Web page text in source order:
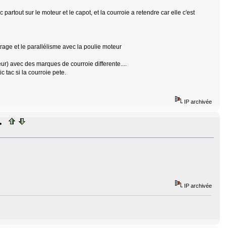
sur le moteur et le capot, et la courroie a retendre car elle c'est
et le parallélisme avec la poulie moteur
avec des marques de courroie differente....
tac si la courroie pete.
IP archivée
IP archivée